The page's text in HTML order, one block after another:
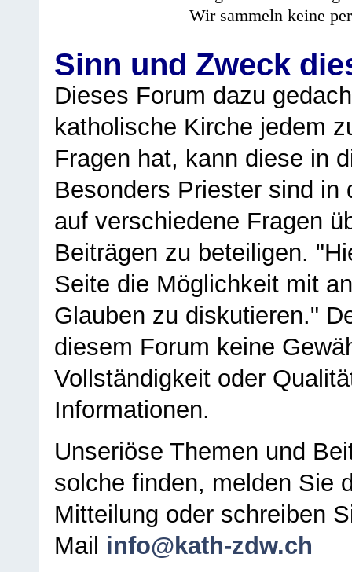
Wir sammeln keine
Sinn und Zweck
Dieses Forum dazu
katholische Kirche jedem
Fragen hat, kann diese in
Besonders Priester sind in
auf verschiedene Fragen
Beiträgen zu beteiligen.
Seite die Möglichkeit mit
Glauben zu diskutieren."
diesem Forum keine
Vollständigkeit oder
Informationen.
Unseriöse Themen und
solche finden, melden Sie
Mitteilung oder schreiben
Mail info@kath-zdw.ch